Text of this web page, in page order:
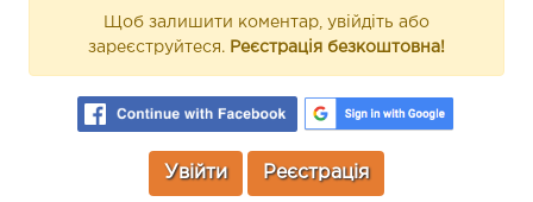
Щоб залишити коментар, увійдіть або
зареєструйтеся. Реєстрація безкоштовна!
Увійти Реєстрація